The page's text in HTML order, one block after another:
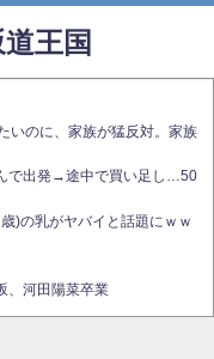
王国
いのに、家族が猛反対。家族
で出発→途中で買い足し…50
)の乳がヤバイと話題にｗｗ
、河田陽菜卒業